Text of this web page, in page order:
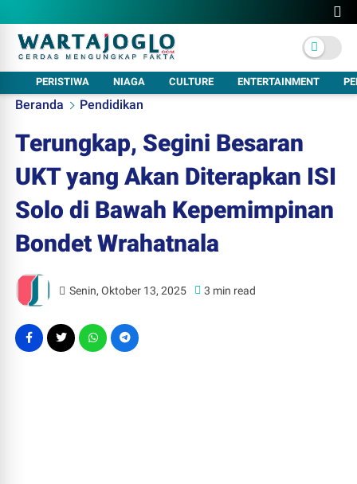
PERISTIWA NIAGA CULTURE ENTERTAINMENT
Beranda Pendidikan
Terungkap, Segini Besaran
UKT yang Akan Diterapkan ISI
Solo di Bawah Kepemimpinan
Bondet Wrahatnala
Senin, Oktober 13, 2025 3 min read